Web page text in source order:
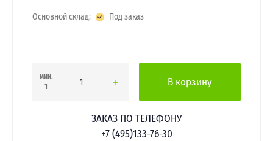
Основной склад: Под заказ
мин.
1
В корзину
ЗАКАЗ ПО ТЕЛЕФОНУ
+7 (495)133-76-30